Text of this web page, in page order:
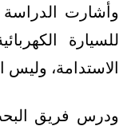
وأشارت الدراسة
للسيارة
الاستدامة، وليس
ودرس فريق البحث